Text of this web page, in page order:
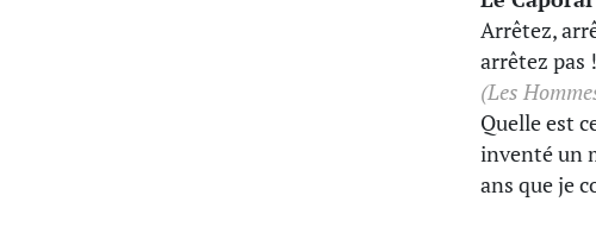
Arrêtez,
arrêtez pas !
(Les
Quelle est
inventé un
ans que je